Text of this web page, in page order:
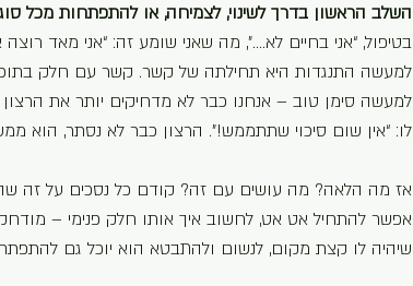
השלב הראשון בדרך לשינוי, לצמיחה, או להתפתחות מכל
בטיפול, “אני בחיים לא….”, מה שאני שומע זה: “אני מאד
למעשה התנגדות היא תחילתה של קשר. קשר עם חלק
למעשה סימן טוב – אנחנו כבר לא מדחיקים יותר את הרצון
לו: “אין שום סיכוי שתתממש!”. הרצון כבר לא נסתר, הוא
אז מה הלאה? מה עושים עם זה? קודם כל נסכים על זה
אפשר להתחיל אט אט, לחשוב איך אותו חלק פנימי –
שיהיה לו קצת מקום, לנשום ולהתבטא הוא יוכל גם